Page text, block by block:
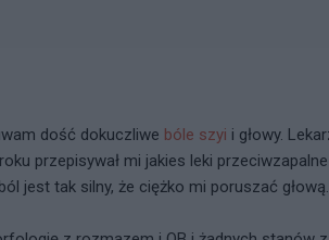
dość dokuczliwe bóle szyi i głowy.
przepisywał mi jakies leki
jest tak silny, że ciężko mi poruszać